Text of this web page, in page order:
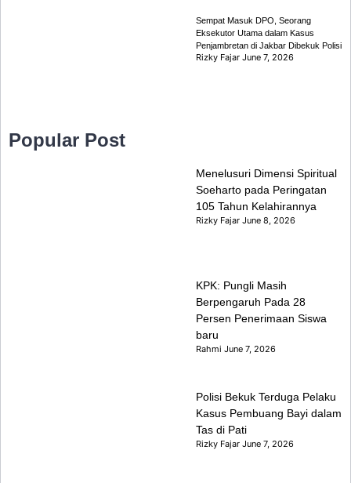
Sempat Masuk DPO, Seorang
Eksekutor Utama dalam Kasus
Penjambretan di Jakbar Dibekuk Polisi
Rizky FajarJune 7, 2026
Popular Post
Menelusuri Dimensi Spiritual
Soeharto pada Peringatan
105 Tahun Kelahirannya
Rizky FajarJune 8, 2026
KPK: Pungli Masih
Berpengaruh Pada 28
Persen Penerimaan Siswa
baru
RahmiJune 7, 2026
Polisi Bekuk Terduga Pelaku
Kasus Pembuang Bayi dalam
Tas di Pati
Rizky FajarJune 7, 2026